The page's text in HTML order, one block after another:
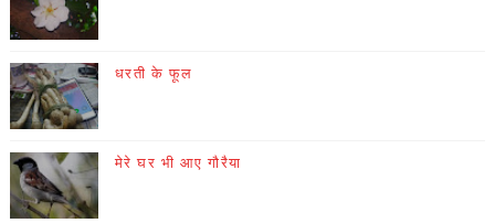
धरती के फूल
मेरे घर भी आए गौरैया